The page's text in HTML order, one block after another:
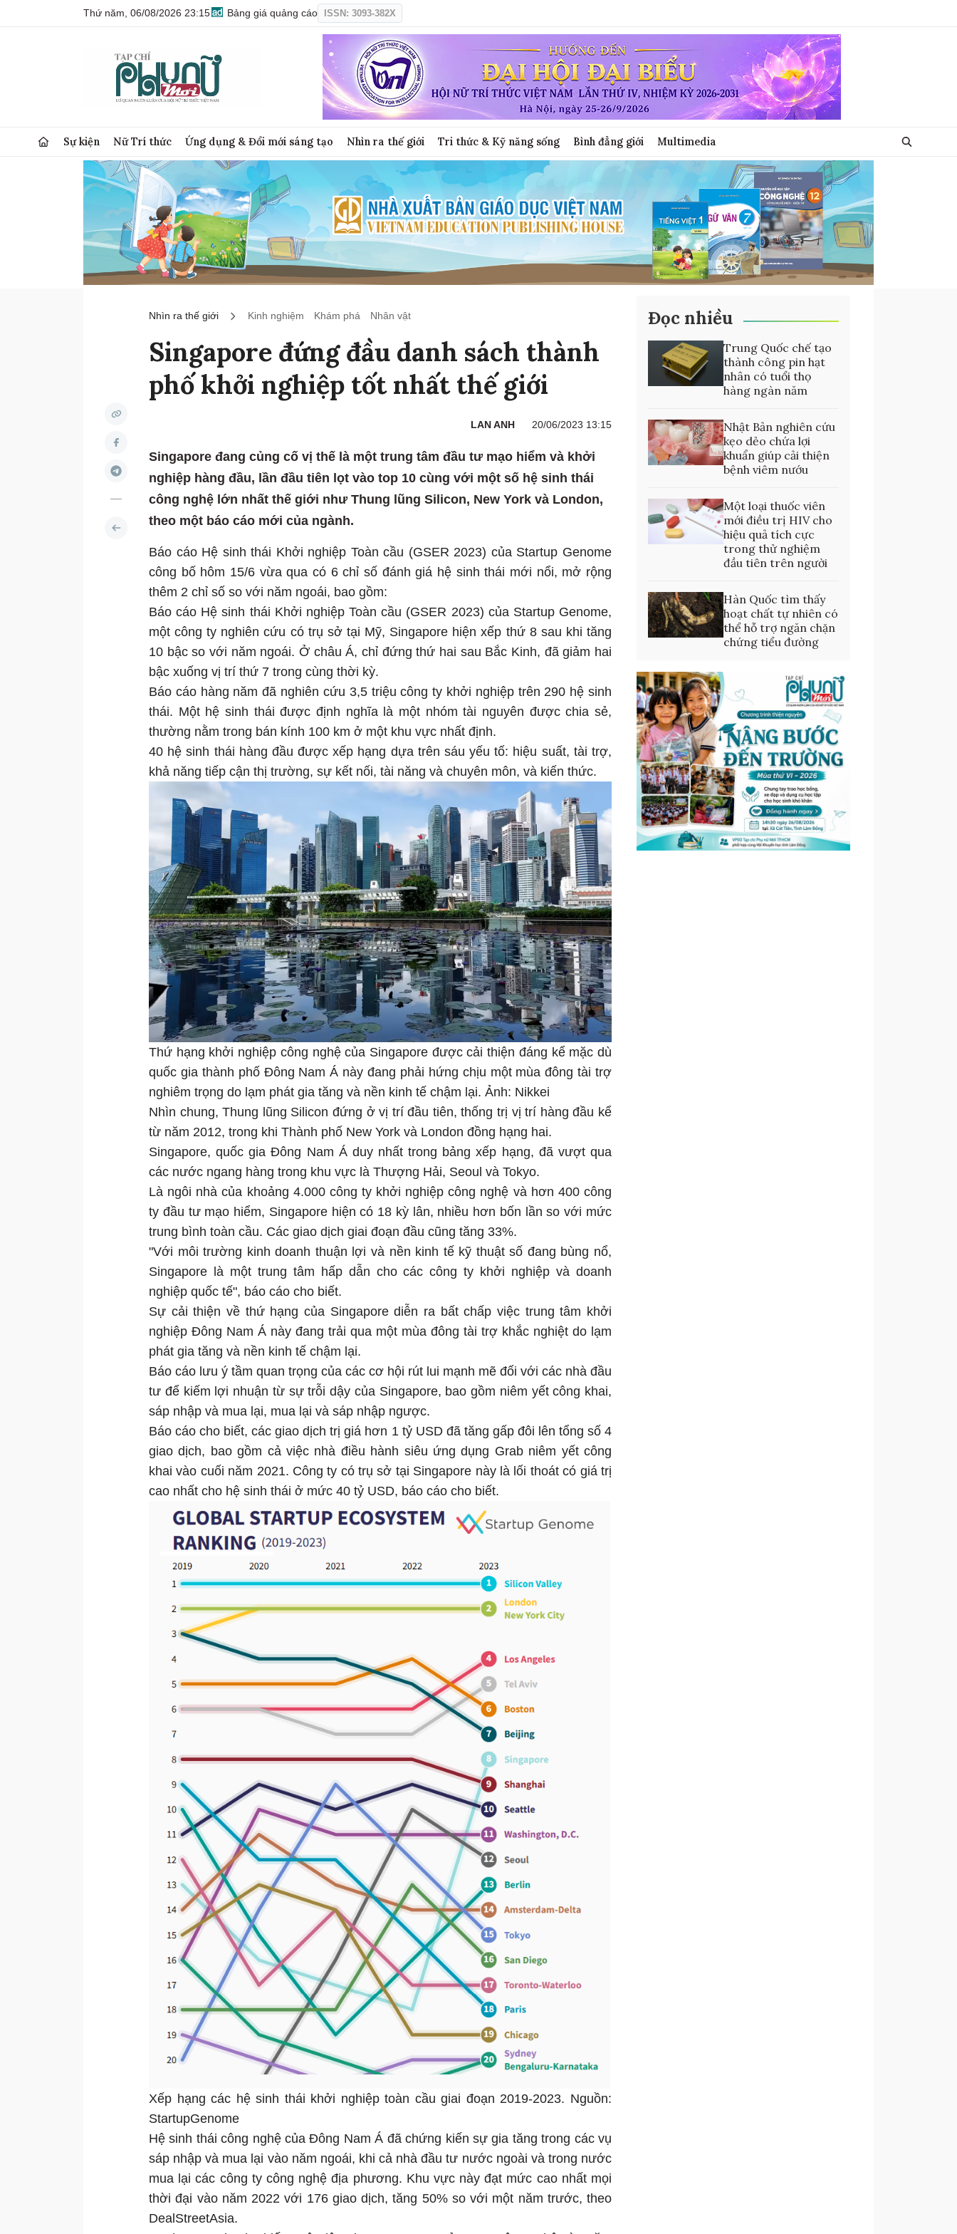
Thứ năm, 06/08/2026 23:15 Bảng giá quảng cáo ISSN: 3093-382X
Sự kiện Nữ Trí thức Ứng dụng & Đổi mới sáng tạo Nhìn ra thế giới Tri thức & Kỹ năng sống Bình đẳng giới Multimedia
Nhìn ra thế giới Kinh nghiệm Khám phá Nhân vật
Singapore đứng đầu danh sách thành
phố khởi nghiệp tốt nhất thế giới
LAN ANH 20/06/2023 13:15
Singapore đang củng cố vị thế là một trung tâm đầu tư mạo hiểm và khởi
nghiệp hàng đầu, lần đầu tiên lọt vào top 10 cùng với một số hệ sinh thái
công nghệ lớn nhất thế giới như Thung lũng Silicon, New York và London,
theo một báo cáo mới của ngành.
Báo cáo Hệ sinh thái Khởi nghiệp Toàn cầu (GSER 2023) của Startup Genome
công bố hôm 15/6 vừa qua có 6 chỉ số đánh giá hệ sinh thái mới nổi, mở rộng
thêm 2 chỉ số so với năm ngoái, bao gồm:
Báo cáo Hệ sinh thái Khởi nghiệp Toàn cầu (GSER 2023) của Startup Genome,
một công ty nghiên cứu có trụ sở tại Mỹ, Singapore hiện xếp thứ 8 sau khi tăng
10 bậc so với năm ngoái. Ở châu Á, chỉ đứng thứ hai sau Bắc Kinh, đã giảm hai
bậc xuống vị trí thứ 7 trong cùng thời kỳ.
Báo cáo hàng năm đã nghiên cứu 3,5 triệu công ty khởi nghiệp trên 290 hệ sinh
thái. Một hệ sinh thái được định nghĩa là một nhóm tài nguyên được chia sẻ,
thường nằm trong bán kính 100 km ở một khu vực nhất định.
40 hệ sinh thái hàng đầu được xếp hạng dựa trên sáu yếu tố: hiệu suất, tài trợ,
khả năng tiếp cận thị trường, sự kết nối, tài năng và chuyên môn, và kiến thức.
Thứ hạng khởi nghiệp công nghệ của Singapore được cải thiện đáng kể mặc dù
quốc gia thành phố Đông Nam Á này đang phải hứng chịu một mùa đông tài trợ
nghiêm trọng do lạm phát gia tăng và nền kinh tế chậm lại. Ảnh: Nikkei
Nhìn chung, Thung lũng Silicon đứng ở vị trí đầu tiên, thống trị vị trí hàng đầu kể
từ năm 2012, trong khi Thành phố New York và London đồng hạng hai.
Singapore, quốc gia Đông Nam Á duy nhất trong bảng xếp hạng, đã vượt qua
các nước ngang hàng trong khu vực là Thượng Hải, Seoul và Tokyo.
Là ngôi nhà của khoảng 4.000 công ty khởi nghiệp công nghệ và hơn 400 công
ty đầu tư mạo hiểm, Singapore hiện có 18 kỳ lân, nhiều hơn bốn lần so với mức
trung bình toàn cầu. Các giao dịch giai đoạn đầu cũng tăng 33%.
"Với môi trường kinh doanh thuận lợi và nền kinh tế kỹ thuật số đang bùng nổ,
Singapore là một trung tâm hấp dẫn cho các công ty khởi nghiệp và doanh
nghiệp quốc tế", báo cáo cho biết.
Sự cải thiện về thứ hạng của Singapore diễn ra bất chấp việc trung tâm khởi
nghiệp Đông Nam Á này đang trải qua một mùa đông tài trợ khắc nghiệt do lạm
phát gia tăng và nền kinh tế chậm lại.
Báo cáo lưu ý tầm quan trọng của các cơ hội rút lui mạnh mẽ đối với các nhà đầu
tư để kiếm lợi nhuận từ sự trỗi dậy của Singapore, bao gồm niêm yết công khai,
sáp nhập và mua lại, mua lại và sáp nhập ngược.
Báo cáo cho biết, các giao dịch trị giá hơn 1 tỷ USD đã tăng gấp đôi lên tổng số 4
giao dịch, bao gồm cả việc nhà điều hành siêu ứng dụng Grab niêm yết công
khai vào cuối năm 2021. Công ty có trụ sở tại Singapore này là lối thoát có giá trị
cao nhất cho hệ sinh thái ở mức 40 tỷ USD, báo cáo cho biết.
Xếp hạng các hệ sinh thái khởi nghiệp toàn cầu giai đoạn 2019-2023. Nguồn:
StartupGenome
Hệ sinh thái công nghệ của Đông Nam Á đã chứng kiến sự gia tăng trong các vụ
sáp nhập và mua lại vào năm ngoái, khi cả nhà đầu tư nước ngoài và trong nước
mua lại các công ty công nghệ địa phương. Khu vực này đạt mức cao nhất mọi
thời đại vào năm 2022 với 176 giao dịch, tăng 50% so với một năm trước, theo
DealStreetAsia.
Đọc nhiều
Trung Quốc chế tạo
thành công pin hạt
nhân có tuổi thọ
hàng ngàn năm
Nhật Bản nghiên cứu
kẹo dẻo chứa lợi
khuẩn giúp cải thiện
bệnh viêm nướu
Một loại thuốc viên
mới điều trị HIV cho
hiệu quả tích cực
trong thử nghiệm
đầu tiên trên người
Hàn Quốc tìm thấy
hoạt chất tự nhiên có
thể hỗ trợ ngăn chặn
chứng tiểu đường